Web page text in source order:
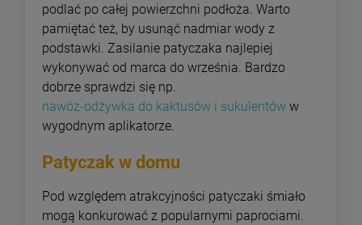
podlać po całej powierzchni podłoża. Warto
pamiętać też, by usunąć nadmiar wody z
podstawki. Zasilanie patyczaka najlepiej
wykonywać od marca do września. Bardzo
dobrze sprawdzi się np.
nawóz-odżywka do kaktusów i sukulentów w
wygodnym aplikatorze.
Patyczak w domu
Pod względem atrakcyjności patyczaki śmiało
mogą konkurować z popularnymi paprociami.